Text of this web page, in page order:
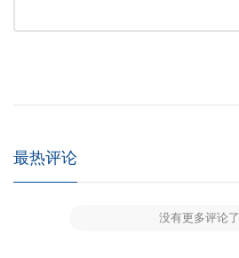
最热评论
没有更多评论了